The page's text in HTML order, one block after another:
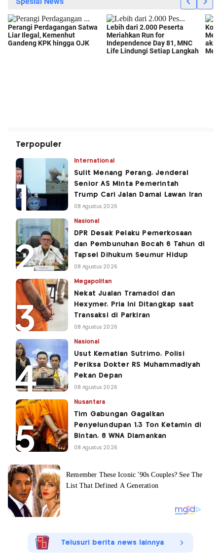
Terpopuler
International
Sulit Menang Perang, Jenderal
Senior AS Minta Pemerintah
Trump Cari Jalan Damai Lawan Iran
08 Agustus 2026
Nasional
DPR Desak Pelaku Pemerkosaan
dan Pembunuhan Bocah 6 Tahun di
Tapsel Dihukum Seumur Hidup
08 Agustus 2026
Megapolitan
Nekat Jualan Tramadol dan
Hexymer, Pria Ini Ditangkap saat
Transaksi di Parkiran
08 Agustus 2026
Nasional
Usut Kematian Sutrimo, Polisi
Periksa Dokter RS Muhammadiyah
Pekan Depan
08 Agustus 2026
Nusantara
Tim Gabungan Gagalkan
Penyelundupan 1,3 Ton Ketamin di
Bintan, 8 WNA Diamankan
08 Agustus 2026
Telusuri berita news lainnya